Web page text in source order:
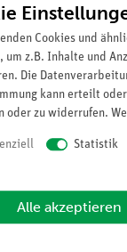
8
1
Artikel-
Cookies und
um z.B. Inhalte und
Die
kann erteilt
oder zu widerrufen.
Statistik
Alle akzeptieren